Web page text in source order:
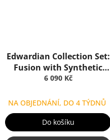
Edwardian Collection Set:
Fusion with Synthetic
Brush Blue Opal, Truefitt
6 090 Kč
NA OBJEDNÁNÍ, DO 4 TÝDNŮ
Do košíku